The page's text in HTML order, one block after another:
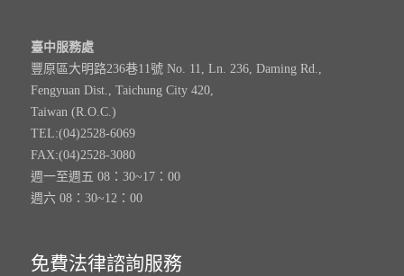
臺中服務處
豐原區大明路236巷11號 No. 11, Ln. 236, Daming Rd.,
Fengyuan Dist., Taichung City 420,
Taiwan (R.O.C.)
TEL:(04)2528-6069
FAX:(04)2528-3080
週一至週五 08：30~17：00
週六 08：30~12：00
免費法律諮詢服務